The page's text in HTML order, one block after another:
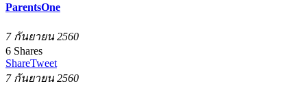
ParentsOne
7 กันยายน 2560
6 Shares
ShareTweet
7 กันยายน 2560